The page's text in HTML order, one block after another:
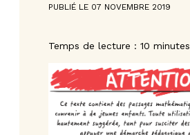
PUBLIÉ LE 07 NOVEMBRE 2019
Temps de lecture : 10 minutes